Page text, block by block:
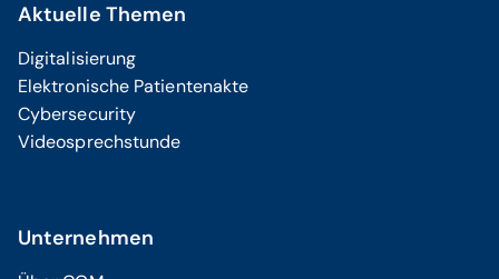
Aktuelle Themen
Digitalisierung
Elektronische Patientenakte
Cybersecurity
Videosprechstunde
Unternehmen